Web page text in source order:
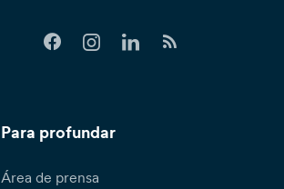
Para profundar
Área de prensa